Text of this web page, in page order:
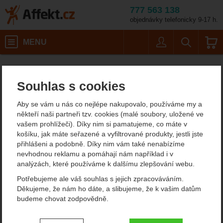
Souhlas s cookies
Aby se vám u nás co nejlépe nakupovalo, používáme my a
někteří naši partneři tzv. cookies (malé soubory, uložené ve
vašem prohlížeči). Díky nim si pamatujeme, co máte v
košíku, jak máte seřazené a vyfiltrované produkty, jestli jste
přihlášeni a podobně. Díky nim vám také nenabízíme
nevhodnou reklamu a pomáhají nám například i v
analýzách, které používáme k dalšímu zlepšování webu.
Potřebujeme ale váš souhlas s jejich zpracováváním.
Děkujeme, že nám ho dáte, a slibujeme, že k vašim datům
budeme chovat zodpovědně.
Nastavení souhlasů s kategoriemi
777 563 138
objednávky telefonicky 9-17 h.
MENU
Apeks
Apeks MTX-R S2
potápěčská automatika
Fotografie